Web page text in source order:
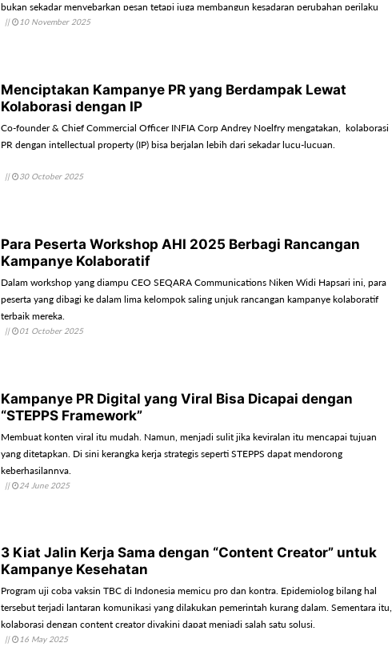
bukan sekadar menyebarkan pesan tetapi juga membangun kesadaran perubahan perilaku
kolektif.
|| 10 November 2025
Menciptakan Kampanye PR yang Berdampak Lewat
Kolaborasi dengan IP
Co-founder & Chief Commercial Officer INFIA Corp Andrey Noelfry mengatakan, kolaborasi
PR dengan intellectual property (IP) bisa berjalan lebih dari sekadar lucu-lucuan.
|| 30 October 2025
Para Peserta Workshop AHI 2025 Berbagi Rancangan
Kampanye Kolaboratif
Dalam workshop yang diampu CEO SEQARA Communications Niken Widi Hapsari ini, para
peserta yang dibagi ke dalam lima kelompok saling unjuk rancangan kampanye kolaboratif
terbaik mereka.
|| 01 October 2025
Kampanye PR Digital yang Viral Bisa Dicapai dengan
“STEPPS Framework”
Membuat konten viral itu mudah. Namun, menjadi sulit jika keviralan itu mencapai tujuan
yang ditetapkan. Di sini kerangka kerja strategis seperti STEPPS dapat mendorong
keberhasilannya.
|| 24 June 2025
3 Kiat Jalin Kerja Sama dengan “Content Creator” untuk
Kampanye Kesehatan
Program uji coba vaksin TBC di Indonesia memicu pro dan kontra. Epidemiolog bilang hal
tersebut terjadi lantaran komunikasi yang dilakukan pemerintah kurang dalam. Sementara itu,
kolaborasi dengan content creator diyakini dapat menjadi salah satu solusi.
|| 16 May 2025